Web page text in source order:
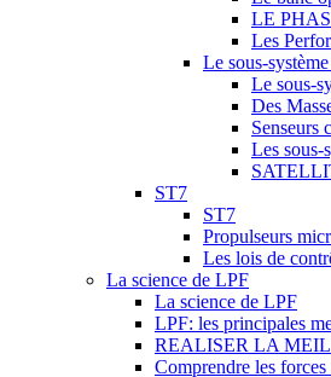
LE
Les
Le sous-
Le sous-
Des
Senseurs
Les sous-
ST7
ST7
Propulseurs
Les lois de
La science de LPF
La science de LPF
LPF: les principales
REALISER LA
Comprendre les